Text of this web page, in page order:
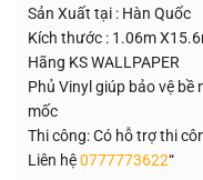
Sản Xuất tại : Hàn Quốc
Kích thước : 1.06m
Hãng KS WALLPAPER
Phủ Vinyl giúp bảo vệ
mốc
Thi công: Có hỗ trợ thi
Liên hệ0777773622“